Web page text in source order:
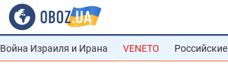
Война Израиля и Ирана VENETO